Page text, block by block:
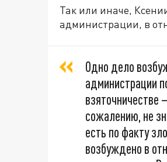
Так или иначе,
администрации, в
Одно дело
администрации
взяточничестве
сожалению, не
есть по факту
возбуждено в